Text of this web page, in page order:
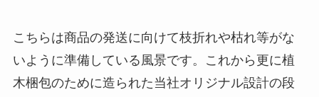
こちらは商品の発送に向けて枝折れや枯れ等がな
いように準備している風景です。これから更に植
木梱包のために造られた当社オリジナル設計の段